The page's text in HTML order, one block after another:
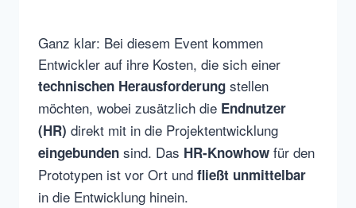
Ganz klar: Bei diesem Event kommen
Entwickler auf ihre Kosten, die sich einer
technischen Herausforderung stellen
möchten, wobei zusätzlich die Endnutzer
(HR) direkt mit in die Projektentwicklung
eingebunden sind. Das HR-Knowhow für den
Prototypen ist vor Ort und fließt unmittelbar
in die Entwicklung hinein.